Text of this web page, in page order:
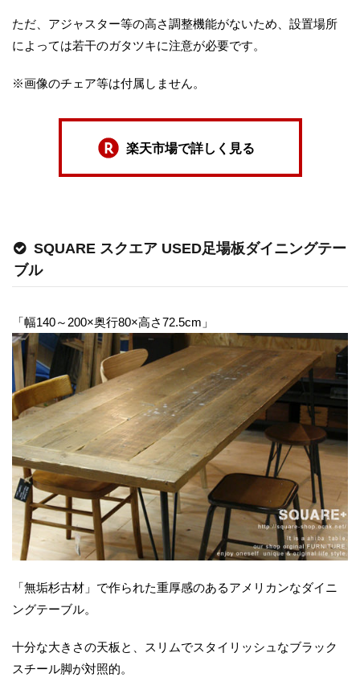
ただ、アジャスター等の高さ調整機能がないため、設置場所
によっては若干のガタツキに注意が必要です。
※画像のチェア等は付属しません。
楽天市場で詳しく見る
SQUARE スクエア USED足場板ダイニングテー
ブル
「幅140～200×奥行80×高さ72.5cm」
「無垢杉古材」で作られた重厚感のあるアメリカンなダイニ
ングテーブル。
十分な大きさの天板と、スリムでスタイリッシュなブラック
スチール脚が対照的。